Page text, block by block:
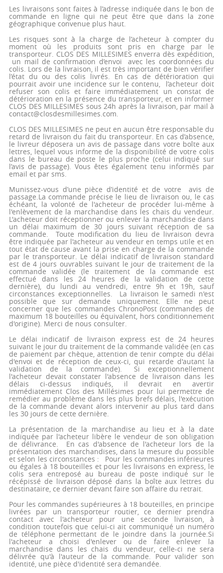
Les livraisons sont faites à l’adresse indiquée dans le bon de
commande en ligne qui ne peut être que dans la zone
géographique convenue plus haut.
Les risques sont à la charge de l’acheteur à compter du
moment où les produits sont pris en charge par le
transporteur. CLOS DES MILLESIMES enverra dès expédition,
un mail de confirmation d’envoi avec les coordonnées du
colis. Lors de la livraison, il est très important de bien vérifier
l’état du ou des colis livrés. En cas de détérioration qui
pourrait avoir une incidence sur le contenu, l’acheteur doit
refuser son colis et faire immédiatement un constat de
détérioration en la présence du transporteur, et en informer
CLOS DES MILLESIMES sous 24h après la livraison, par mail à
contact@closdesmillesimes.com.
CLOS DES MILLESIMES ne peut en aucun être responsable du
retard de livraison du fait du transporteur. En cas d’absence,
le livreur déposera un avis de passage dans votre boîte aux
lettres, lequel vous informe de la disponibilité de votre colis
dans le bureau de poste le plus proche (celui indiqué sur
l’avis de passage). Vous êtes également tenu informés par
email et par sms.
Munissez-vous d’une pièce d’identité et de votre avis de
passage.La commande précise le lieu de livraison ou, le cas
échéant, la volonté de l'acheteur de procéder lui-même à
l'enlèvement de la marchandise dans les chais du vendeur.
L'acheteur doit réceptionner ou enlever la marchandise dans
un délai maximum de 30 jours suivant réception de sa
commande. Toute modification du lieu de livraison devra
être indiquée par l'acheteur au vendeur en temps utile et en
tout état de cause avant la prise en charge de la commande
par le transporteur. Le délai indicatif de livraison standard
est de 4 jours ouvrables suivant le jour de traitement de la
commande validée (le traitement de la commande est
effectué dans les 24 heures de la validation de cette
dernière), du lundi au vendredi, entre 9h et 19h, sauf
circonstances exceptionnelles. La livraison le samedi n'est
possible que sur demande uniquement. Elle ne peut
concerner que les commandes ChronoPost (commandes de
maximum 18 bouteilles ou équivalent, hors conditionnement
d'origine). Merci de nous consulter.
Le délai indicatif de livraison express est de 24 heures
suivant le jour du traitement de la commande validée (en cas
de paiement par chèque, attention de tenir compte du délai
d'envoi et de réception de ceux-ci, qui retarde d'autant la
validation de la commande). Si exceptionnellement
l'acheteur devait constater l'absence de livraison dans les
délais ci-dessus indiqués, il devrait en avertir
immédiatement Clos des Millésimes pour lui permettre de
remédier au problème dans les plus brefs délais, l'exécution
de la commande devant alors intervenir au plus tard dans
les 30 jours de cette dernière.
La présentation de la marchandise au lieu et à la date
indiquée par l'acheteur libère le vendeur de son obligation
de délivrance. En cas d'absence de l'acheteur lors de la
présentation des marchandises, dans la mesure du possible
et selon les circonstances : Pour les commandes inférieures
ou égales à 18 bouteilles et pour les livraisons en express, le
colis sera entreposé au bureau de poste indiqué sur le
récépissé de livraison déposé dans la boîte aux lettres du
destinataire, ce dernier devant faire son affaire du retrait.
Pour les commandes supérieures à 18 bouteilles, en principe
livrées par un transporteur routier, ce dernier prendra
contact avec l'acheteur pour une seconde livraison, à
condition toutefois que celui-ci ait communiqué un numéro
de téléphone permettant de le joindre dans la journée.Si
l'acheteur a choisi d'enlever ou de faire enlever la
marchandise dans les chais du vendeur, celle-ci ne sera
délivrée qu'à l'auteur de la commande. Pour valider son
identité, une pièce d'identité sera demandée.